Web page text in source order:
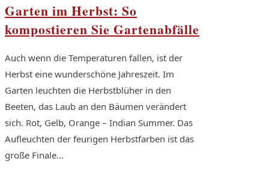
Garten im Herbst: So
kompostieren Sie Gartenabfälle
Auch wenn die Temperaturen fallen, ist der
Herbst eine wunderschöne Jahreszeit. Im
Garten leuchten die Herbstblüher in den
Beeten, das Laub an den Bäumen verändert
sich. Rot, Gelb, Orange – Indian Summer. Das
Aufleuchten der feurigen Herbstfarben ist das
große Finale...